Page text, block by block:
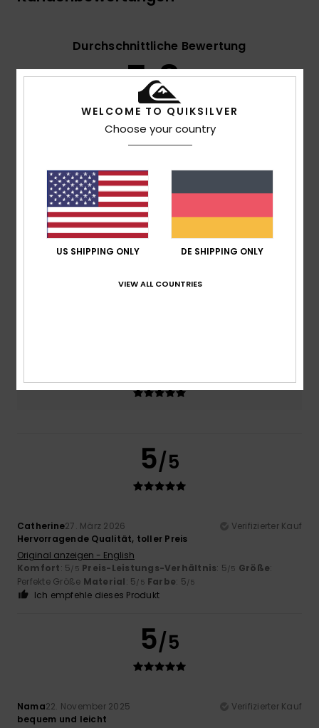
Durchschnittliche Bewertung
5.0
basierend auf3 verifizierten Bewertungen
Oktober 2025
Komfort
Preis-Leistungs-Verhältnis
5.0
5/5
Catherine27. März 2026
Verifizierter Kauf
Hervorragende Qualität, toller Preis
Original anzeigen - English
Komfort: 5/5 Preis-Leistungs-Verhältnis: 5/5 Größe:
Perfekte Größe Material: 5/5 Farbe: 5/5
Ich empfehle dieses Produkt
5/5
Nama22. November 2025
Verifizierter Kauf
bequem und leicht
WELCOME TO QUIKSILVER
Choose your country
US SHIPPING ONLY DE SHIPPING ONLY
VIEW ALL COUNTRIES